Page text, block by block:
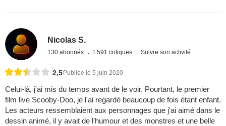
Nicolas S.
130 abonnés 1 591 critiques Suivre son activité
2,5 Publiée le 5 juin 2020
Celui-là, j'ai mis du temps avant de le voir. Pourtant, le premier
film live Scooby-Doo, je l'ai regardé beaucoup de fois étant enfant.
Les acteurs ressemblaient aux personnages que j'ai aimé dans le
dessin animé, il y avait de l'humour et des monstres et une belle